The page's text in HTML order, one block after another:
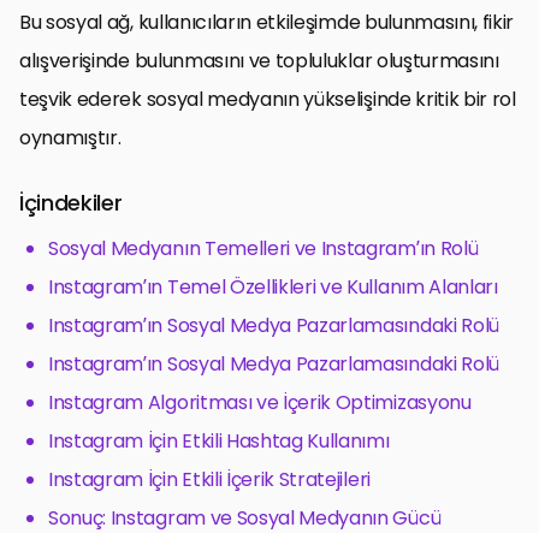
Bu sosyal ağ, kullanıcıların etkileşimde bulunmasını, fikir
alışverişinde bulunmasını ve topluluklar oluşturmasını
teşvik ederek sosyal medyanın yükselişinde kritik bir rol
oynamıştır.
İçindekiler
Sosyal Medyanın Temelleri ve Instagram’ın Rolü
Instagram’ın Temel Özellikleri ve Kullanım Alanları
Instagram’ın Sosyal Medya Pazarlamasındaki Rolü
Instagram’ın Sosyal Medya Pazarlamasındaki Rolü
Instagram Algoritması ve İçerik Optimizasyonu
Instagram İçin Etkili Hashtag Kullanımı
Instagram İçin Etkili İçerik Stratejileri
Sonuç: Instagram ve Sosyal Medyanın Gücü